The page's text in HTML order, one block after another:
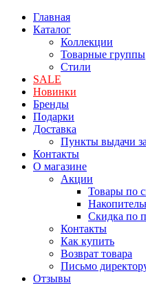
Главная
Каталог
Коллекции
Товарные группы
Стили
SALE
Новинки
Бренды
Подарки
Доставка
Пункты выдачи
Контакты
О магазине
Акции
Товары по
Скидка по
Контакты
Как купить
Возврат товара
Письмо
Отзывы